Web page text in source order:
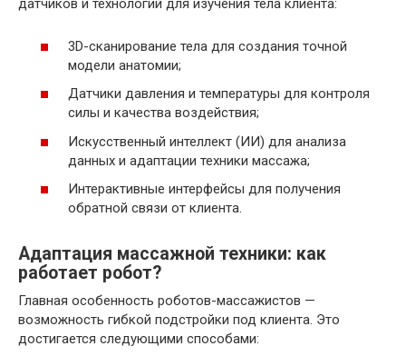
датчиков и технологий для изучения тела клиента:
3D-сканирование тела для создания точной
модели анатомии;
Датчики давления и температуры для контроля
силы и качества воздействия;
Искусственный интеллект (ИИ) для анализа
данных и адаптации техники массажа;
Интерактивные интерфейсы для получения
обратной связи от клиента.
Адаптация массажной техники: как
работает робот?
Главная особенность роботов-массажистов —
возможность гибкой подстройки под клиента. Это
достигается следующими способами: